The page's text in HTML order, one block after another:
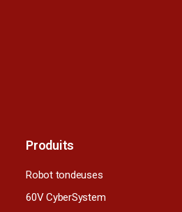
Produits
Robot tondeuses
60V CyberSystem